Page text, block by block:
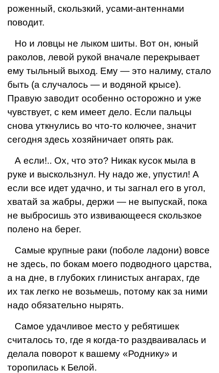
роженный, скользкий, усами-антенна­ми
поводит.
Но и ловцы не лыком шиты. Вот он, юный
раколов, левой рукой внача­ле перекрывает
ему тыльный выход. Ему — это налиму, стало
быть (а слу­чалось — и водяной крысе).
Правую заводит особенно осторожно и уже
чувствует, с кем имеет дело. Если пальцы
снова уткнулись во что-то ко­лючее, значит
сегодня здесь хозяйни­чает опять рак.
А если!.. Ох, что это? Никак кусок мыла в
руке и выскользнул. Ну надо же, упустил! А
если все идет удачно, и ты загнал его в угол,
хватай за жабры, держи — не выпускай, пока
не выбро­сишь это извивающееся скользкое
полено на берег.
Самые крупные раки (поболе ла­дони) вовсе
не здесь, по бокам моего подводного царства,
а на дне, в глу­боких глинистых ангарах, где
их так легко не возьмешь, потому как за ними
надо обязательно нырять.
Самое удачливое место у ребяти­шек
считалось то, где я когда-то раз­дваивалась и
делала поворот к ваше­му «Роднику» и
торопилась к Белой.